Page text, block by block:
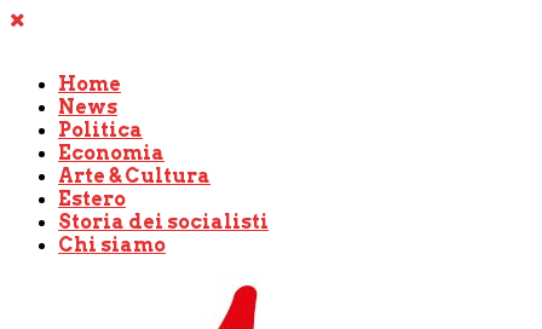
Home
News
Politica
Economia
Arte & Cultura
Estero
Storia dei socialisti
Chi siamo